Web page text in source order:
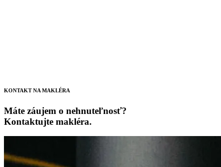
KONTAKT NA MAKLÉRA
Máte záujem o nehnuteľnosť?
Kontaktujte makléra.